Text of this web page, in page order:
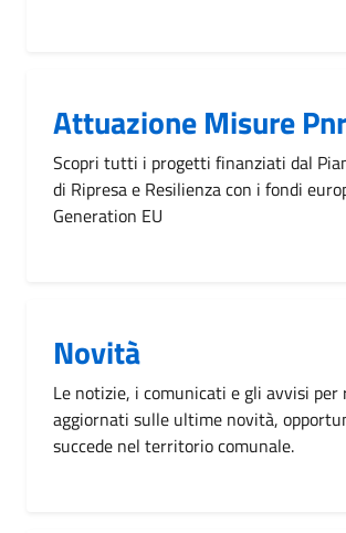
Attuazione Misure
Scopri tutti i progetti finanziati dal
di Ripresa e Resilienza con i fondi
Generation EU
Novità
Le notizie, i comunicati e gli avvisi per
aggiornati sulle ultime novità,
succede nel territorio comunale.